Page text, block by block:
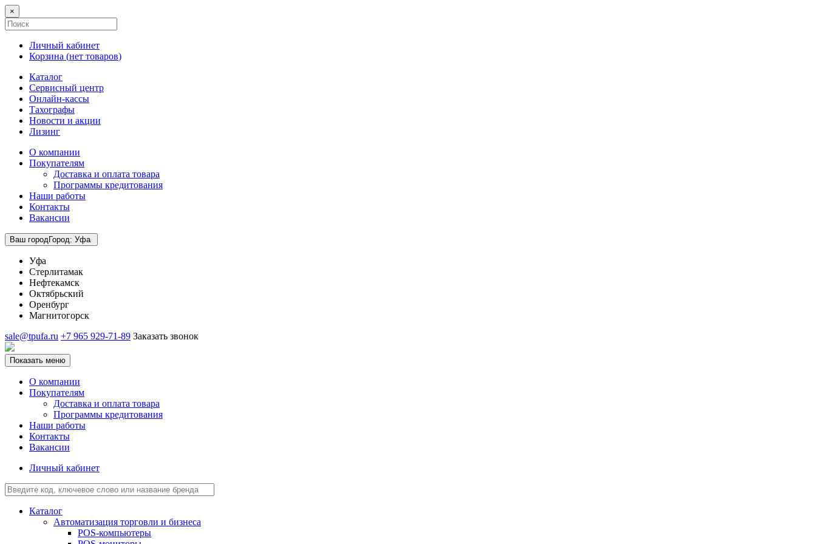
×
Личный кабинет
Корзина (нет товаров)
Каталог
Сервисный центр
Онлайн-кассы
Тахографы
Новости и акции
Лизинг
О компании
Покупателям
Доставка и оплата товара
Программы кредитования
Наши работы
Контакты
Вакансии
Ваш городГород: Уфа
Уфа
Стерлитамак
Нефтекамск
Октябрьский
Оренбург
Магнитогорск
sale@tpufa.ru +7 965 929-71-89 Заказать звонок
Показать меню
О компании
Покупателям
Доставка и оплата товара
Программы кредитования
Наши работы
Контакты
Вакансии
Личный кабинет
Каталог
Автоматизация торговли и бизнеса
POS-компьютеры